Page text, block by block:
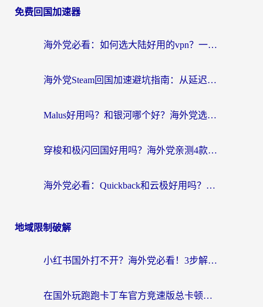
免费回国加速器
海外党必看：如何选大陆好用的vpn？一篇解决你的回国访问难题
海外党Steam回国加速避坑指南：从延迟卡顿到无缝畅玩，我踩过的坑和最优解
Malus好用吗？和银河哪个好？海外党选回国加速器的避坑指南（附乌克兰玩国内游戏实测）
穿梭和极闪回国好用吗？海外党亲测4款加速器+1个隐藏宝藏
海外党必看：Quickback和云极好用吗？3招教你选对回国加速器（附PC端VPN实测对比）
地域限制破解
小红书国外打不开？海外党必看！3步解决国内影音、生活服务全畅通
在国外玩跑跑卡丁车官方竞速版总卡顿？这篇攻略帮你解决地区限制+低延迟难题